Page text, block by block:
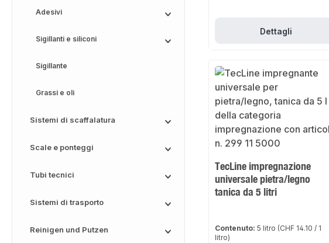
Adesivi
Sigillanti e siliconi
Sigillante
Grassi e oli
Sistemi di scaffalatura
Scale e ponteggi
Tubi tecnici
Sistemi di trasporto
Reinigen und Putzen
Dettagli
TecLine impregnazione
universale pietra/legno
tanica da 5 litri
Contenuto:5 litro (CHF 14.10 / 1
litro)